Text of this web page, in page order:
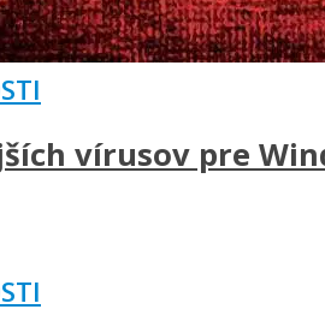
vírusov pre